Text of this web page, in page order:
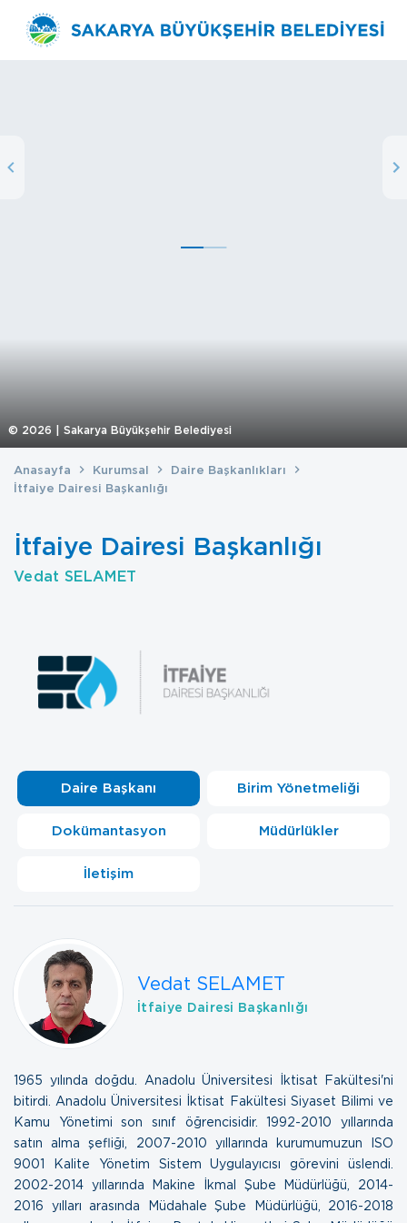
© 2026 | Sakarya Büyükşehir Belediyesi
Anasayfa Kurumsal
Daire Başkanlıkları
İtfaiye Dairesi Başkanlığı
İtfaiye Dairesi Başkanlığı
Vedat SELAMET
Daire Başkanı Birim Yönetmeliği
Dokümantasyon Müdürlükler
İletişim
Vedat SELAMET
İtfaiye Dairesi Başkanlığı
1965 yılında doğdu. Anadolu Üniversitesi İktisat Fakültesi'ni
bitirdi. Anadolu Üniversitesi İktisat Fakültesi Siyaset Bilimi ve
Kamu Yönetimi son sınıf öğrencisidir. 1992-2010 yıllarında
satın alma şefliği, 2007-2010 yıllarında kurumumuzun ISO
9001 Kalite Yönetim Sistem Uygulayıcısı görevini üslendi.
2002-2014 yıllarında Makine İkmal Şube Müdürlüğü, 2014-
2016 yılları arasında Müdahale Şube Müdürlüğü, 2016-2018